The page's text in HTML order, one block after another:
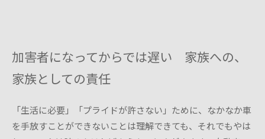
加害者になってからでは遅い 家族への、
家族としての責任
「生活に必要」「プライドが許さない」ために、なかなか車
を手放すことができないことは理解できても、それでもやは